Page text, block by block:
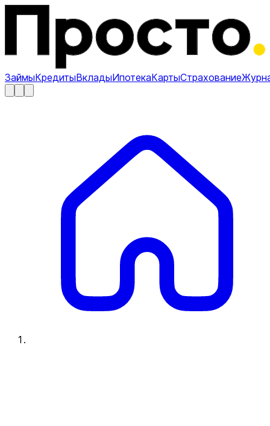
ЗаймыКредитыВкладыИпотекаКартыСтрахование